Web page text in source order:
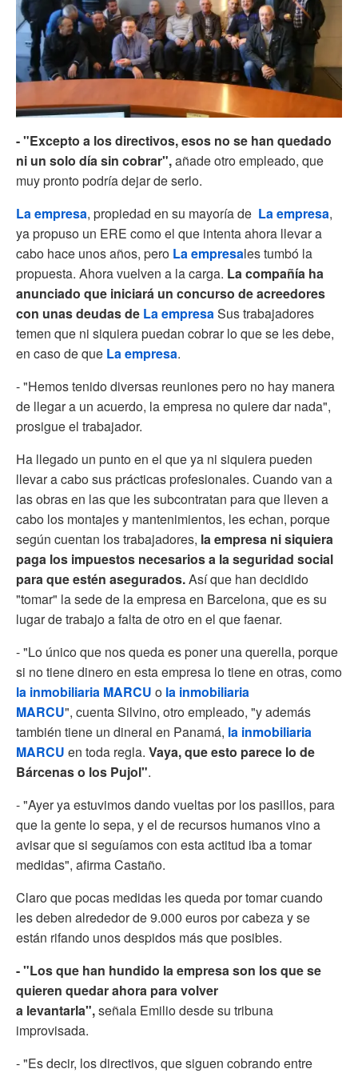
- "Excepto a los directivos, esos no se han quedado
ni un solo día sin cobrar",añade otro empleado, que
muy pronto podría dejar de serlo.
La empresa, propiedad en su mayoría de La empresa,
ya propuso un ERE como el que intenta ahora llevar a
cabo hace unos años, pero La empresales tumbó la
propuesta. Ahora vuelven a la carga. La compañía ha
anunciado que iniciará un concurso de acreedores
con unas deudas de La empresaSus trabajadores
temen que ni siquiera puedan cobrar lo que se les debe,
en caso de que La empresa.
- "Hemos tenido diversas reuniones pero no hay manera
de llegar a un acuerdo, la empresa no quiere dar nada",
prosigue el trabajador.
Ha llegado un punto en el que ya ni siquiera pueden
llevar a cabo sus prácticas profesionales. Cuando van a
las obras en las que les subcontratan para que lleven a
cabo los montajes y mantenimientos, les echan, porque
según cuentan los trabajadores, la empresa ni siquiera
paga los impuestos necesarios a la seguridad social
para que estén asegurados.Así que han decidido
"tomar" la sede de la empresa en Barcelona, que es su
lugar de trabajo a falta de otro en el que faenar.
- "Lo único que nos queda es poner una querella, porque
si no tiene dinero en esta empresa lo tiene en otras, como
la inmobiliaria MARCU o la inmobiliaria
MARCU", cuenta Silvino, otro empleado, "y además
también tiene un dineral en Panamá, la inmobiliaria
MARCU en toda regla. Vaya, que esto parece lo de
Bárcenas o los Pujol".
- "Ayer ya estuvimos dando vueltas por los pasillos, para
que la gente lo sepa, y el de recursos humanos vino a
avisar que si seguíamos con esta actitud iba a tomar
medidas", afirma Castaño.
Claro que pocas medidas les queda por tomar cuando
les deben alrededor de 9.000 euros por cabeza y se
están rifando unos despidos más que posibles.
- "Los que han hundido la empresa son los que se
quieren quedar ahora para volver
a levantarla",señala Emilio desde su tribuna
improvisada.
- "Es decir, los directivos, que siguen cobrando entre